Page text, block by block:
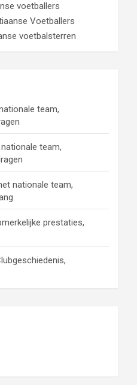
voetballers
Voetballers
voetbalsterren
team,
team,
nationale team,
prestaties,